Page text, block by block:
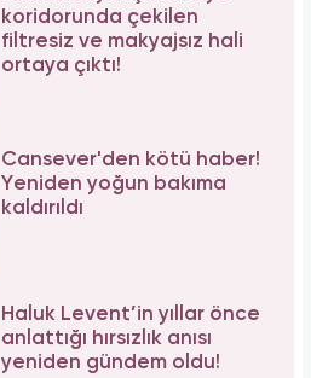
koridorunda çekilen
filtresiz ve makyajsız hali
ortaya çıktı!
Cansever'den kötü haber!
Yeniden yoğun bakıma
kaldırıldı
Haluk Levent’in yıllar önce
anlattığı hırsızlık anısı
yeniden gündem oldu!